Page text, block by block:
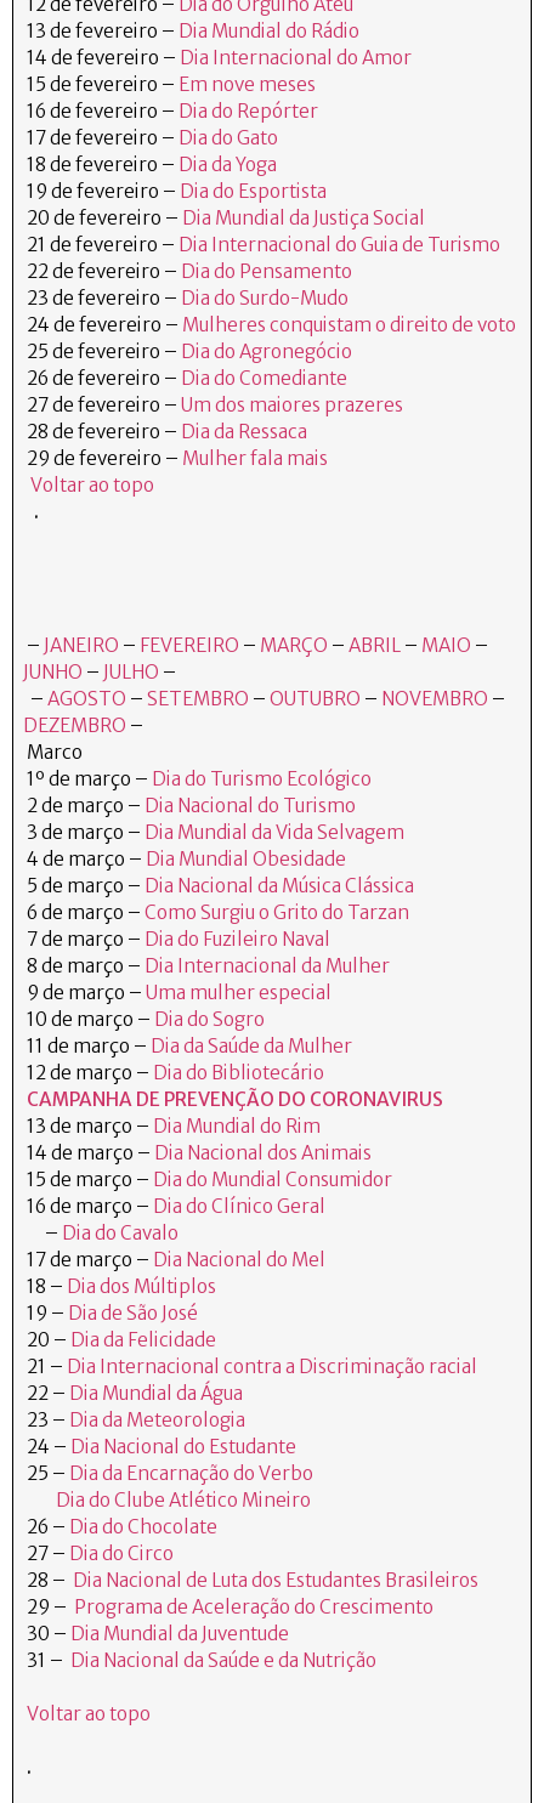
12 de fevereiro – Dia do Orgulho Ateu
13 de fevereiro – Dia Mundial do Rádio
14 de fevereiro – Dia Internacional do Amor
15 de fevereiro – Em nove meses
16 de fevereiro – Dia do Repórter
17 de fevereiro – Dia do Gato
18 de fevereiro – Dia da Yoga
19 de fevereiro – Dia do Esportista
20 de fevereiro – Dia Mundial da Justiça Social
21 de fevereiro – Dia Internacional do Guia de Turismo
22 de fevereiro – Dia do Pensamento
23 de fevereiro – Dia do Surdo-Mudo
24 de fevereiro – Mulheres conquistam o direito de voto
25 de fevereiro – Dia do Agronegócio
26 de fevereiro – Dia do Comediante
27 de fevereiro – Um dos maiores prazeres
28 de fevereiro – Dia da Ressaca
29 de fevereiro – Mulher fala mais
Voltar ao topo
.
– JANEIRO – FEVEREIRO – MARÇO – ABRIL– MAIO –
JUNHO – JULHO –
– AGOSTO – SETEMBRO – OUTUBRO – NOVEMBRO –
DEZEMBRO –
Marco
1º de março – Dia do Turismo Ecológico
2 de março – Dia Nacional do Turismo
3 de março – Dia Mundial da Vida Selvagem
4 de março – Dia Mundial Obesidade
5 de março – Dia Nacional da Música Clássica
6 de março – Como Surgiu o Grito do Tarzan
7 de março – Dia do Fuzileiro Naval
8 de março – Dia Internacional da Mulher
9 de março – Uma mulher especial
10 de março – Dia do Sogro
11 de março – Dia da Saúde da Mulher
12 de março – Dia do Bibliotecário
CAMPANHA DE PREVENÇÃO DO CORONAVIRUS
13 de março – Dia Mundial do Rim
14 de março – Dia Nacional dos Animais
15 de março – Dia do Mundial Consumidor
16 de março – Dia do Clínico Geral
– Dia do Cavalo
17 de março – Dia Nacional do Mel
18 – Dia dos Múltiplos
19 – Dia de São José
20 – Dia da Felicidade
21 – Dia Internacional contra a Discriminação racial
22 – Dia Mundial da Água
23 – Dia da Meteorologia
24 – Dia Nacional do Estudante
25 – Dia da Encarnação do Verbo
Dia do Clube Atlético Mineiro
26 – Dia do Chocolate
27 – Dia do Circo
28 – Dia Nacional de Luta dos Estudantes Brasileiros
29 – Programa de Aceleração do Crescimento
30 – Dia Mundial da Juventude
31 – Dia Nacional da Saúde e da Nutrição
Voltar ao topo
.